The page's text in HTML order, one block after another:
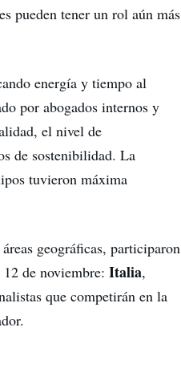
pueden tener un rol aún más
energía y tiempo al
por abogados internos y
el nivel de
de sostenibilidad. La
tuvieron máxima
geográficas, participaron
12 de noviembre:Italia,
que competirán en la